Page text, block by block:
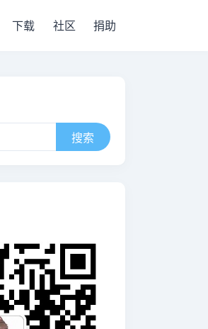
下载 社区 捐助